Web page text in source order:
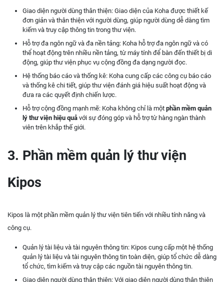
Giao diện người dùng thân thiện: Giao diện của Koha được thiết kế
đơn giản và thân thiện với người dùng, giúp người dùng dễ dàng tìm
kiếm và truy cập thông tin trong thư viện.
Hỗ trợ đa ngôn ngữ và đa nền tảng: Koha hỗ trợ đa ngôn ngữ và có
thể hoạt động trên nhiều nền tảng, từ máy tính để bàn đến thiết bị di
động, giúp thư viện phục vụ cộng đồng đa dạng người đọc.
Hệ thống báo cáo và thống kê: Koha cung cấp các công cụ báo cáo
và thống kê chi tiết, giúp thư viện đánh giá hiệu suất hoạt động và
đưa ra các quyết định chiến lược.
Hỗ trợ cộng đồng mạnh mẽ: Koha không chỉ là một phần mềm quản
lý thư viện hiệu quả với sự đóng góp và hỗ trợ từ hàng ngàn thành
viên trên khắp thế giới.
3. Phần mềm quản lý thư viện
Kipos
Kipos là một phần mềm quản lý thư viện tiên tiến với nhiều tính năng và
công cụ.
Quản lý tài liệu và tài nguyên thông tin: Kipos cung cấp một hệ thống
quản lý tài liệu và tài nguyên thông tin toàn diện, giúp tổ chức dễ dàng
tổ chức, tìm kiếm và truy cập các nguồn tài nguyên thông tin.
Giao diện người dùng thân thiện: Với giao diện người dùng thân thiện